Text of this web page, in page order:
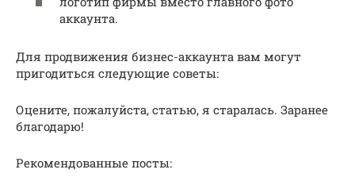
аккаунта.
Для продвижения бизнес-аккаунта вам могут
пригодиться следующие советы:
Оцените, пожалуйста, статью, я старалась. Заранее
благодарю!
Рекомендованные посты: